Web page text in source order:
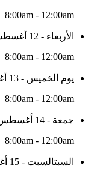
8:00am - 12:00am
الأربعاء - 12 أغسطس
8:00am - 12:00am
يوم الخميس - 13 أغسطس
8:00am - 12:00am
جمعة - 14 أغسطس
8:00am - 12:00am
السبتالسبت - 15 أغسطس